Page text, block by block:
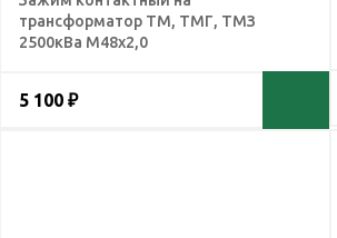
трансформатор ТМ, ТМГ, ТМЗ
2500кВа М48х2,0
5 100 ₽